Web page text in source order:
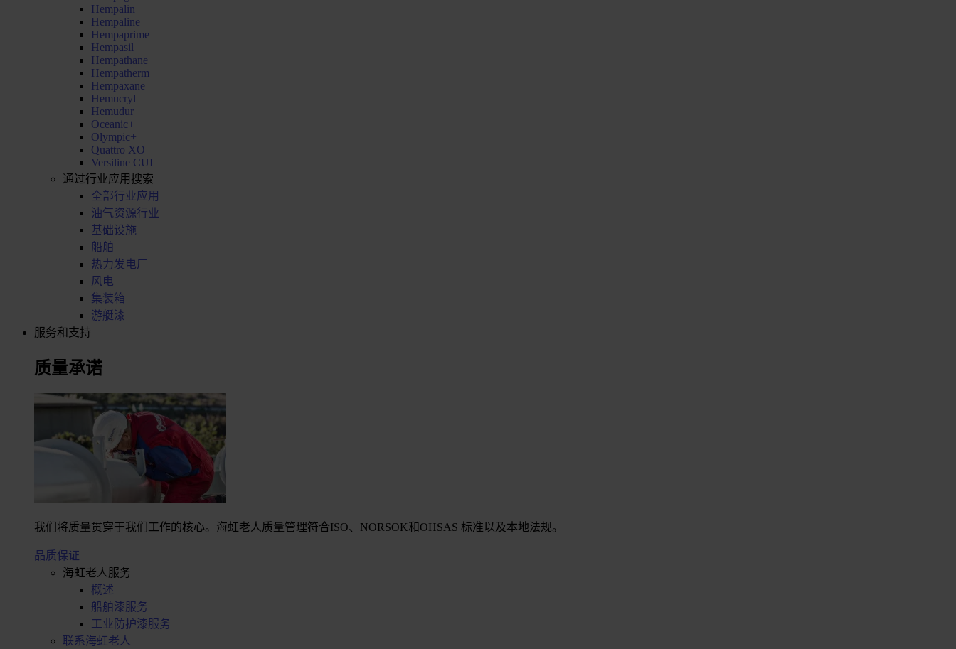
Hempalin
Hempaline
Hempaprime
Hempasil
Hempathane
Hempatherm
Hempaxane
Hemucryl
Hemudur
Oceanic+
Olympic+
Quattro XO
Versiline CUI
通过行业应用搜索
全部行业应用
油气资源行业
基础设施
船舶
热力发电厂
风电
集装箱
游艇漆
服务和支持
质量承诺
我们将质量贯穿于我们工作的核心。海虹老人质量管理符合ISO、NORSOK和OHSAS 标准以及本地法规。
品质保证
海虹老人服务
概述
船舶漆服务
工业防护漆服务
联系海虹老人